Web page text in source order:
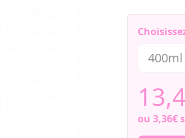
ou 3,36€